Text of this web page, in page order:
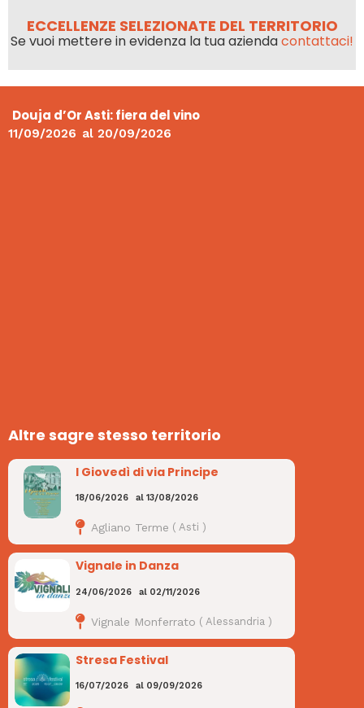
ECCELLENZE SELEZIONATE DEL TERRITORIO
Se vuoi mettere in evidenza la tua aziendacontattaci!
Douja d’Or Asti: fiera del vino
11/09/2026 al 20/09/2026
Altre sagre stesso territorio
I Giovedì di via Principe
18/06/2026 al 13/08/2026
Agliano Terme ( Asti )
Vignale in Danza
24/06/2026 al 02/11/2026
Vignale Monferrato ( Alessandria )
Stresa Festival
16/07/2026 al 09/09/2026